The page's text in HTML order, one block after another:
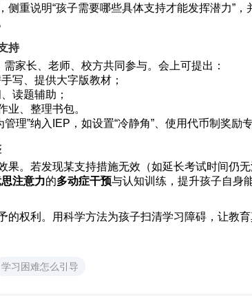
侧重说明“孩子需要哪些具体支持才能发挥潜力”，
持
需家长、老师、校方共同参与。会上可提出：
写、提供大字版教材；
读题辅助；
业、整理书包。
管理”纳入IEP，如设置“冷静角”、使用代币制奖励
果。若发现某支持措施无效（如延长考试时间仍
注意力的多动症干预与认知训练，提升孩子自身
的权利。用科学方法为孩子扫清学习障碍，让教
学习困难怎么引导